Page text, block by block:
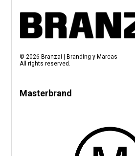
© 2026 Branzai | Branding y Marcas
All rights reserved.
Masterbrand